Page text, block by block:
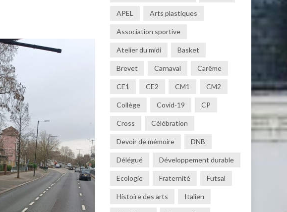
APEL Arts plastiques
Association sportive
Atelier du midi Basket
Brevet Carnaval Carême
CE1 CE2 CM1 CM2
Collège Covid-19 CP
Cross Célébration
Devoir de mémoire DNB
Délégué Développement durable
Ecologie Fraternité Futsal
Histoire des arts Italien